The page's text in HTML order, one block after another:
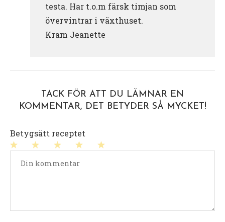
testa. Har t.o.m färsk timjan som
övervintrar i växthuset.
Kram Jeanette
TACK FÖR ATT DU LÄMNAR EN
KOMMENTAR, DET BETYDER SÅ MYCKET!
Betygsätt receptet
stjärnor
stjärnor
stjärnor
stjärna